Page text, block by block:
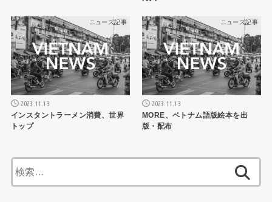
ニュース記事
2023.11.13
インスタントラーメン消費、世界
トップ
ニュース記事
2023.11.13
MORE、ベトナム語版絵本を出
版・配布
索: